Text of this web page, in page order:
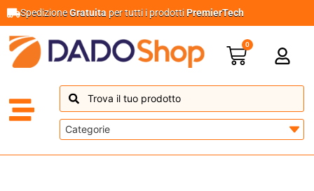
SpedizioneGratuita per tutti i prodottiPremierTech
0